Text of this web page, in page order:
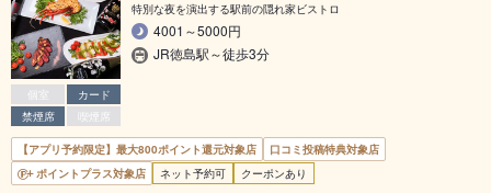
個室
カード
禁煙席
喫煙席
特別な夜を演出する駅前の隠れ家ビストロ
4001～5000円
JR徳島駅～徒歩3分
【アプリ予約限定】最大800ポイント還元対象店
口コミ投稿特典対象店
ポイントプラス対象店
ネット予約可 クーポンあり